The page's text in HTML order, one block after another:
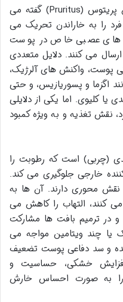
خارش، که در اصطلاح پزشکی به آن پریتوس (Pruritus) گفته می
را به خاراندن تحریک می
های عصبی خاص در پوست
می کنند. دلایل متعددی
پوست، واکنش های آلرژیک،
اگزما و پسوریازیس، و حتی
یا کلیوی. اما یکی از دلایلی
نقش تغذیه و به ویژه کمبود
(چربی) است که رطوبت را
خارجی جلوگیری می کند.
محوری دارند. آن ها به
کنند، التهاب را کاهش می
و در ترمیم بافت ها مشارکت
یا چند ویتامین مواجه می
و سد دفاعی پوست تضعیف
خشکی، حساسیت و
به صورت احساس خارش